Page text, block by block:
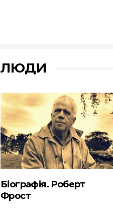
ЛЮДИ
Біографія. Роберт
Фрост